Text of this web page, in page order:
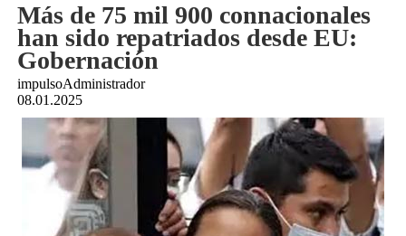
Más de 75 mil 900 connacionales
han sido repatriados desde EU:
Gobernación
impulsoAdministrador
08.01.2025